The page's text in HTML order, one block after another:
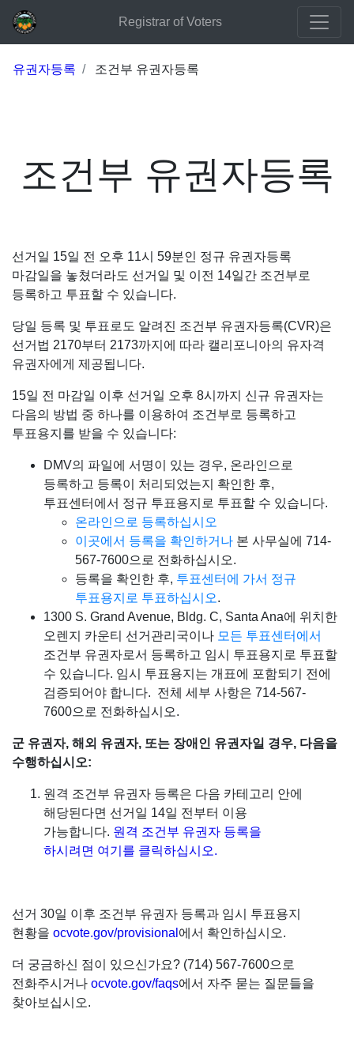
Registrar of Voters
유권자등록 조건부 유권자등록
조건부 유권자등록
선거일 15일 전 오후 11시 59분인 정규 유권자등록
마감일을 놓쳤더라도 선거일 및 이전 14일간 조건부로
등록하고 투표할 수 있습니다.
당일 등록 및 투표로도 알려진 조건부 유권자등록(CVR)은
선거법 2170부터 2173까지에 따라 캘리포니아의 유자격
유권자에게 제공됩니다.
15일 전 마감일 이후 선거일 오후 8시까지 신규 유권자는
다음의 방법 중 하나를 이용하여 조건부로 등록하고
투표용지를 받을 수 있습니다:
DMV의 파일에 서명이 있는 경우, 온라인으로
등록하고 등록이 처리되었는지 확인한 후,
투표센터에서 정규 투표용지로 투표할 수 있습니다.
온라인으로 등록하십시오
이곳에서 등록을 확인하거나 본 사무실에 714-
567-7600으로 전화하십시오.
등록을 확인한 후, 투표센터에 가서 정규
투표용지로 투표하십시오.
1300 S. Grand Avenue, Bldg. C, Santa Ana에 위치한
오렌지 카운티 선거관리국이나 모든 투표센터에서
조건부 유권자로서 등록하고 임시 투표용지로 투표할
수 있습니다. 임시 투표용지는 개표에 포함되기 전에
검증되어야 합니다. 전체 세부 사항은 714-567-
7600으로 전화하십시오.
군 유권자, 해외 유권자, 또는 장애인 유권자일 경우, 다음을
수행하십시오:
원격 조건부 유권자 등록은 다음 카테고리 안에
해당된다면 선거일 14일 전부터 이용
가능합니다. 원격 조건부 유권자 등록을
하시려면 여기를 클릭하십시오.
선거 30일 이후 조건부 유권자 등록과 임시 투표용지
현황을 ocvote.gov/provisional 에서 확인하십시오.
더 궁금하신 점이 있으신가요? (714) 567-7600으로
전화주시거나 ocvote.gov/faqs에서 자주 묻는 질문들을
찾아보십시오.